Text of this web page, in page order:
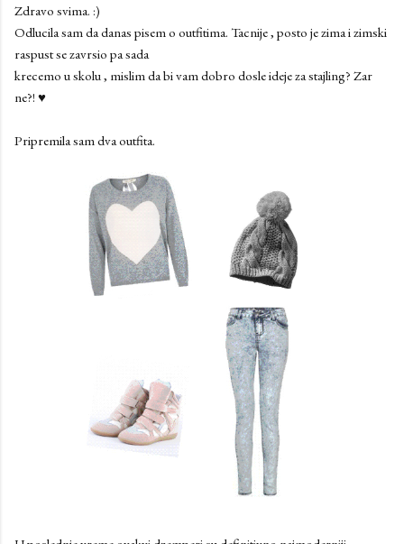
Zdravo svima. :)
Odlucila sam da danas pisem o outfitima. Tacnije , posto je zima i zimski
raspust se zavrsio pa sada
krecemo u skolu , mislim da bi vam dobro dosle ideje za stajling? Zar
ne?! ♥
Pripremila sam dva outfita.